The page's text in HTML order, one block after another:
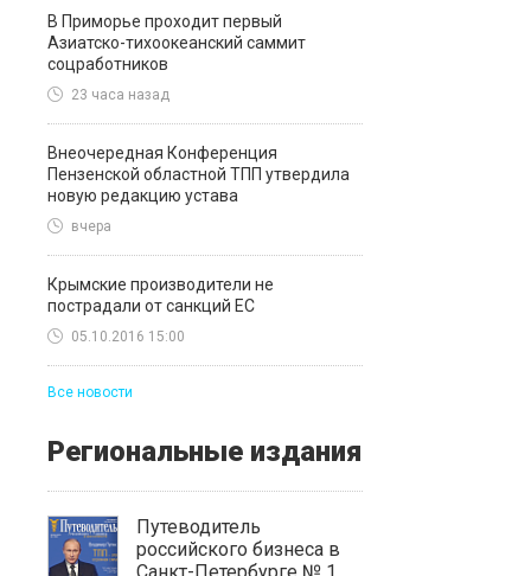
В Приморье проходит первый
Азиатско-тихоокеанский саммит
соцработников
23 часа назад
Внеочередная Конференция
Пензенской областной ТПП утвердила
новую редакцию устава
вчера
Крымские производители не
пострадали от санкций ЕС
05.10.2016 15:00
Все новости
Региональные издания
Путеводитель
российского бизнеса в